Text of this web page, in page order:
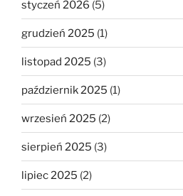
styczeń 2026 (5)
grudzień 2025 (1)
listopad 2025 (3)
październik 2025 (1)
wrzesień 2025 (2)
sierpień 2025 (3)
lipiec 2025 (2)